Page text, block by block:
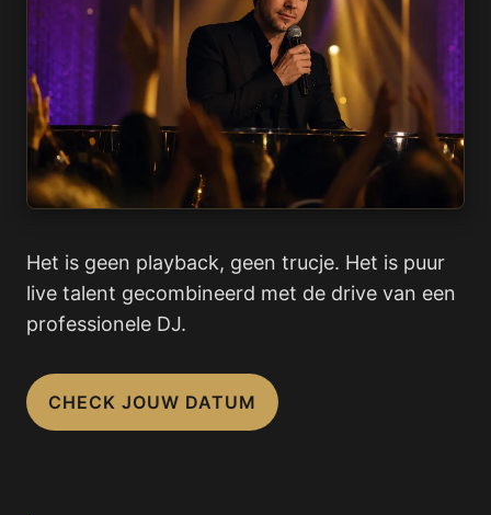
Het is geen playback, geen trucje. Het is puur
live talent gecombineerd met de drive van een
professionele DJ.
CHECK JOUW DATUM